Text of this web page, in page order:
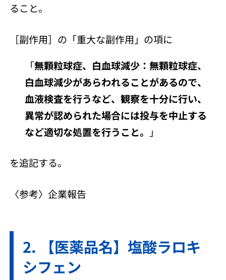
ること。
［副作用］の「重大な副作用」の項に
「無顆粒球症、白血球減少：無顆粒球症、
白血球減少があらわれることがあるので、
血液検査を行うなど、観察を十分に行い、
異常が認められた場合には投与を中止する
など適切な処置を行うこと。
」
を追記する。
〈参考〉企業報告
【医薬品名】塩酸ラロキ
シフェン